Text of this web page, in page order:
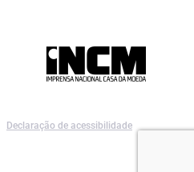
Declaração de acessibilidade